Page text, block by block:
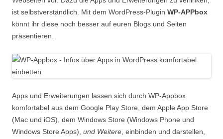
ist selbstverständlich. Mit dem WordPress-Plugin WP-APPbox
könnt ihr diese noch besser auf euren Blogs und Seiten
präsentieren.
Apps und Erweiterungen lassen sich durch WP-Appbox
komfortabel aus dem Google Play Store, dem Apple App Store
(Mac und iOS), dem Windows Store (Windows Phone und
Windows Store Apps), und Weitere , einbinden und darstellen,